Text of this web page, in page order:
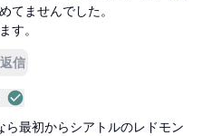
てませんでした。
す。
返信
ら最初からシアトルのレドモン